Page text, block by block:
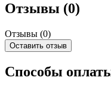
Отзывы (0)
Отзывы (0)
Оставить отзыв
Способы